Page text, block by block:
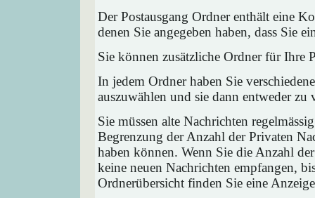
Der Postausgang Ordner enthält eine
denen Sie angegeben haben, dass Sie
Sie können zusätzliche Ordner für Ihre
In jedem Ordner haben Sie
auszuwählen und sie dann entweder
Sie müssen alte Nachrichten
Begrenzung der Anzahl der Privaten
haben können. Wenn Sie die Anzahl
keine neuen Nachrichten empfangen,
Ordnerübersicht finden Sie eine